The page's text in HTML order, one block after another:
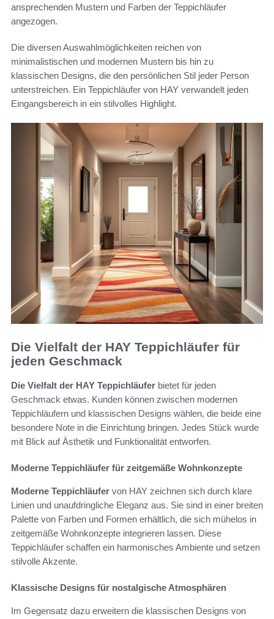
ansprechenden Mustern und Farben der Teppichläufer
angezogen.
Die diversen Auswahlmöglichkeiten reichen von
minimalistischen und modernen Mustern bis hin zu
klassischen Designs, die den persönlichen Stil jeder Person
unterstreichen. Ein Teppichläufer von HAY verwandelt jeden
Eingangsbereich in ein stilvolles Highlight.
Die Vielfalt der HAY Teppichläufer für
jeden Geschmack
Die Vielfalt der HAY Teppichläufer bietet für jeden
Geschmack etwas. Kunden können zwischen modernen
Teppichläufern und klassischen Designs wählen, die beide eine
besondere Note in die Einrichtung bringen. Jedes Stück wurde
mit Blick auf Ästhetik und Funktionalität entworfen.
Moderne Teppichläufer für zeitgemäße Wohnkonzepte
Moderne Teppichläufer von HAY zeichnen sich durch klare
Linien und unaufdringliche Eleganz aus. Sie sind in einer breiten
Palette von Farben und Formen erhältlich, die sich mühelos in
zeitgemäße Wohnkonzepte integrieren lassen. Diese
Teppichläufer schaffen ein harmonisches Ambiente und setzen
stilvolle Akzente.
Klassische Designs für nostalgische Atmosphären
Im Gegensatz dazu erweitern die klassischen Designs von